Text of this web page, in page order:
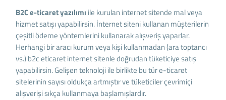
B2C e-ticaret yazılımı ile kurulan internet sitende mal veya
hizmet satışı yapabilirsin. İnternet siteni kullanan müşterilerin
çeşitli ödeme yöntemlerini kullanarak alışveriş yaparlar.
Herhangi bir aracı kurum veya kişi kullanmadan (ara toptancı
vs.)b2c eticaretinternet sitenle doğrudan tüketiciye satış
yapabilirsin. Gelişen teknoloji ile birlikte bu tür e-ticaret
sitelerinin sayısı oldukça artmıştır ve tüketiciler çevrimiçi
alışverişi sıkça kullanmaya başlamışlardır.